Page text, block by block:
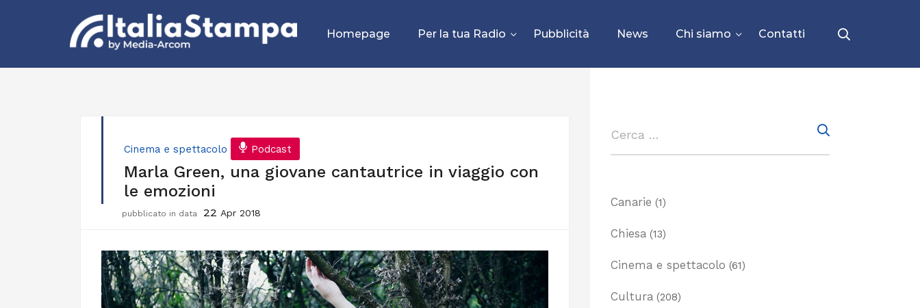
Homepage Per la tua Radio Pubblicità News Chi siamo Contatti
Cinema e spettacolo Podcast
Marla Green, una giovane cantautrice in viaggio con
le emozioni
pubblicato in data 22 Apr 2018
Canarie (1)
Chiesa (13)
Cinema e spettacolo (61)
Cultura (208)